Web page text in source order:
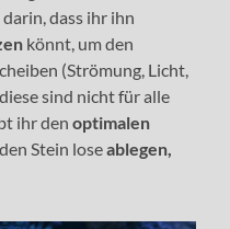
dass ihr ihn
könnt, um den
(Strömung, Licht,
sind nicht für alle
ihr denoptimalen
Stein loseablegen,